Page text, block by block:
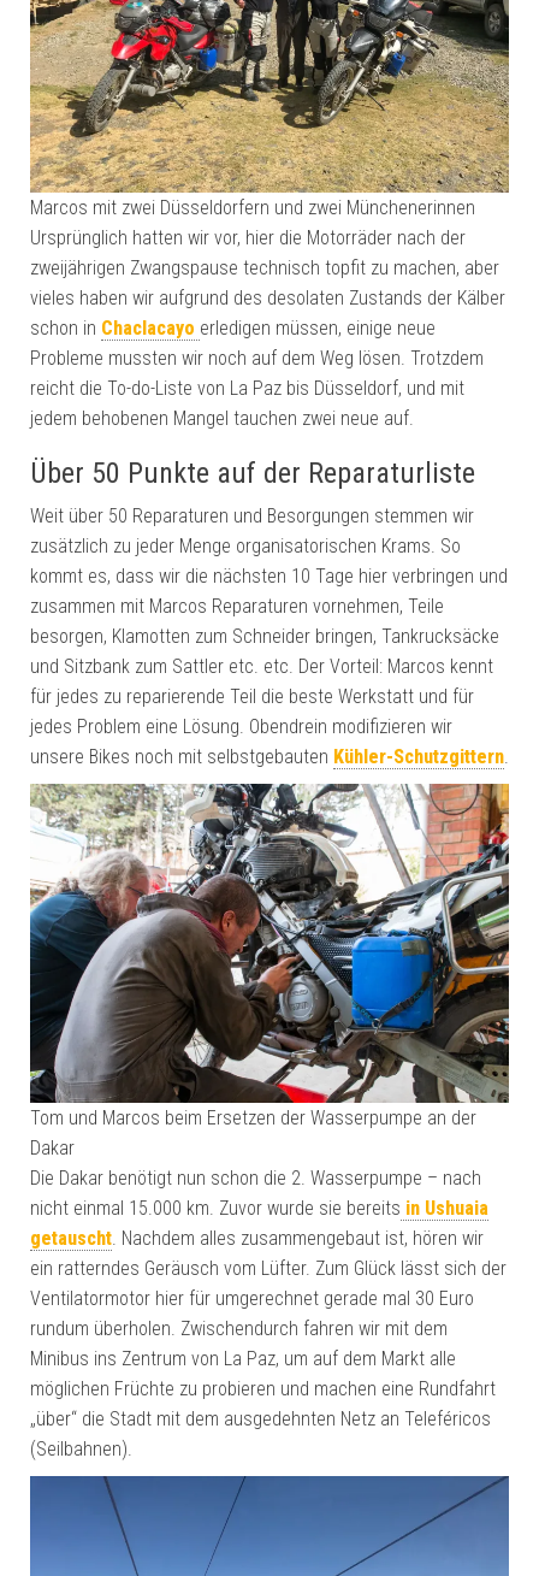
Marcos mit zwei Düsseldorfern und zwei Münchenerinnen
Ursprünglich hatten wir vor, hier die Motorräder nach der
zweijährigen Zwangspause technisch topfit zu machen, aber
vieles haben wir aufgrund des desolaten Zustands der Kälber
schon in Chaclacayo erledigen müssen, einige neue
Probleme mussten wir noch auf dem Weg lösen. Trotzdem
reicht die To-do-Liste von La Paz bis Düsseldorf, und mit
jedem behobenen Mangel tauchen zwei neue auf.
Über 50 Punkte auf der Reparaturliste
Weit über 50 Reparaturen und Besorgungen stemmen wir
zusätzlich zu jeder Menge organisatorischen Krams. So
kommt es, dass wir die nächsten 10 Tage hier verbringen und
zusammen mit Marcos Reparaturen vornehmen, Teile
besorgen, Klamotten zum Schneider bringen, Tankrucksäcke
und Sitzbank zum Sattler etc. etc. Der Vorteil: Marcos kennt
für jedes zu reparierende Teil die beste Werkstatt und für
jedes Problem eine Lösung. Obendrein modifizieren wir
unsere Bikes noch mit selbstgebauten Kühler-Schutzgittern
Tom und Marcos beim Ersetzen der Wasserpumpe an der
Dakar
Die Dakar benötigt nun schon die 2. Wasserpumpe – nach
nicht einmal 15.000 km. Zuvor wurde sie bereits in Ushuaia
getauscht. Nachdem alles zusammengebaut ist, hören wir
ein ratterndes Geräusch vom Lüfter. Zum Glück lässt sich der
Ventilatormotor hier für umgerechnet gerade mal 30 Euro
rundum überholen. Zwischendurch fahren wir mit dem
Minibus ins Zentrum von La Paz, um auf dem Markt alle
möglichen Früchte zu probieren und machen eine Rundfahrt
„über“ die Stadt mit dem ausgedehnten Netz an Teleféricos
(Seilbahnen).